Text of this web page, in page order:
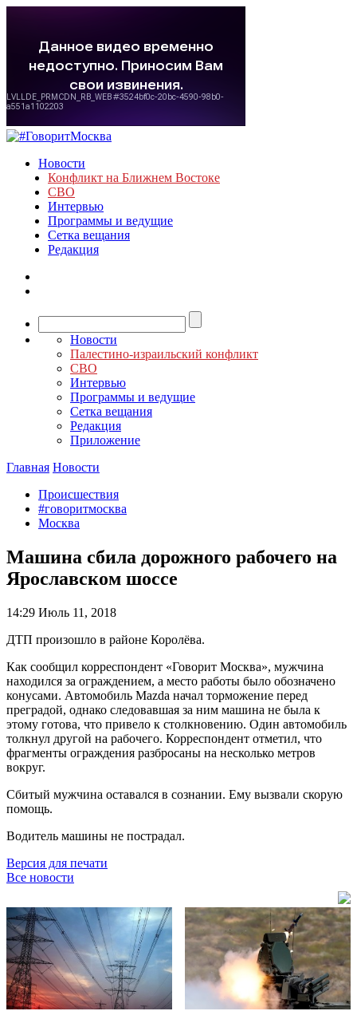
Новости
Конфликт на Ближнем Востоке
СВО
Интервью
Программы и ведущие
Сетка вещания
Редакция
Новости
Палестино-израильский конфликт
СВО
Интервью
Программы и ведущие
Сетка вещания
Редакция
Приложение
Главная Новости
Происшествия
#говоритмосква
Москва
Машина сбила дорожного рабочего на
Ярославском шоссе
14:29 Июль 11, 2018
ДТП произошло в районе Королёва.
Как сообщил корреспондент «Говорит Москва», мужчина
находился за ограждением, а место работы было обозначено
конусами. Автомобиль Mazda начал торможение перед
преградой, однако следовавшая за ним машина не была к
этому готова, что привело к столкновению. Один автомобиль
толкнул другой на рабочего. Корреспондент отметил, что
фрагменты ограждения разбросаны на несколько метров
вокруг.
Сбитый мужчина оставался в сознании. Ему вызвали скорую
помощь.
Водитель машины не пострадал.
Версия для печати
Все новости